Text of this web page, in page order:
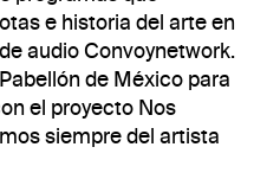
e historia del arte en
audio Convoynetwork.
de México para
el proyecto Nos
siempre del artista